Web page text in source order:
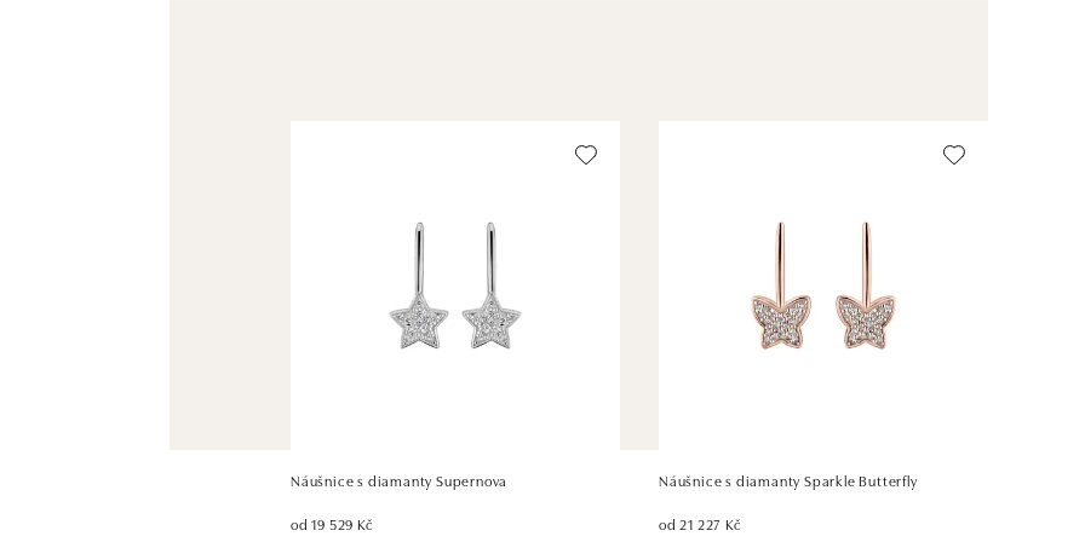
Náušnice s diamanty Supernova
od 19 529 Kč
Náušnice s diamanty Sparkle Butterfly
od 21 227 Kč